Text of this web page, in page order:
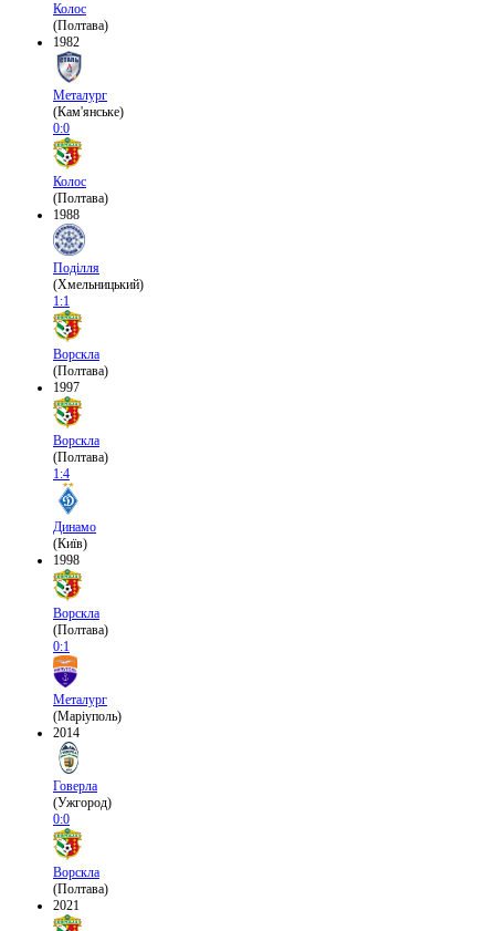
Колос
(Полтава)
1982
Металург
(Кам'янське)
0:0
Колос
(Полтава)
1988
Поділля
(Хмельницький)
1:1
Ворскла
(Полтава)
1997
Ворскла
(Полтава)
1:4
Динамо
(Київ)
1998
Ворскла
(Полтава)
0:1
Металург
(Маріуполь)
2014
Говерла
(Ужгород)
0:0
Ворскла
(Полтава)
2021